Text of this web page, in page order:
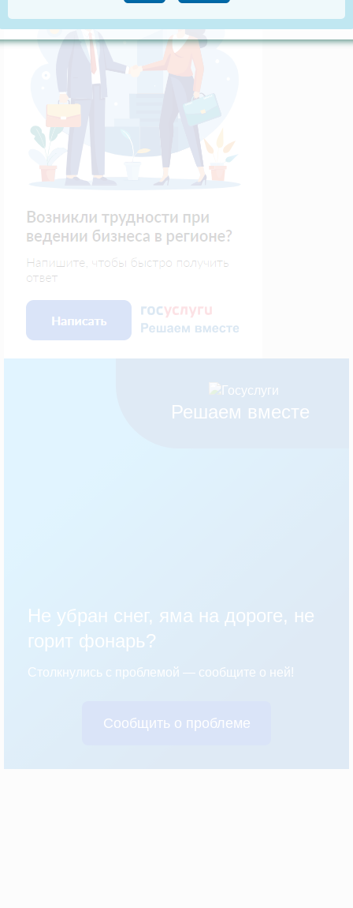
Решаем вместе
Не убран снег, яма на дороге, не
горит фонарь?
Столкнулись с проблемой — сообщите о ней!
Сообщить о проблеме